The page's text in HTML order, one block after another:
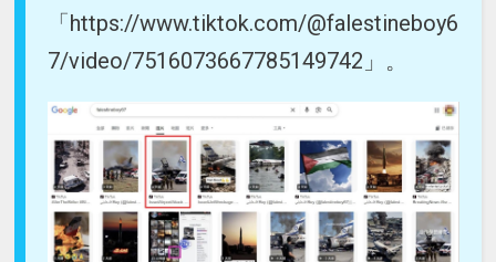
「https://www.tiktok.com/@falestineboy6
7/video/7516073667785149742」。